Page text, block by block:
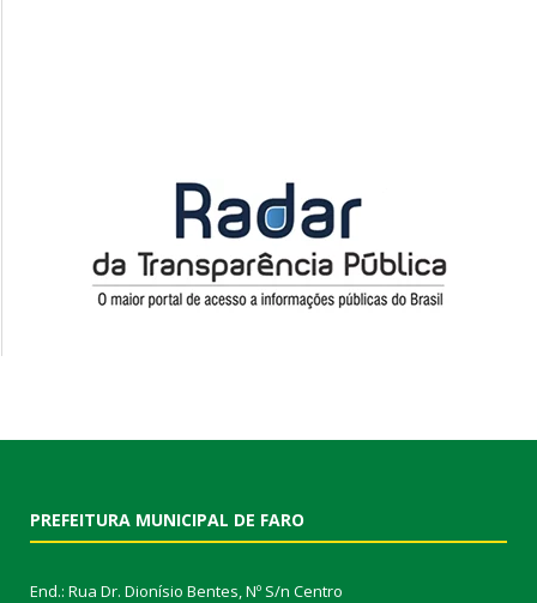
PREFEITURA MUNICIPAL DE FARO
End.: Rua Dr. Dionísio Bentes, Nº S/n Centro